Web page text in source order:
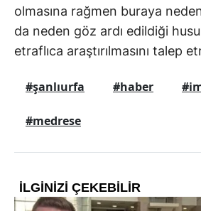
olmasına rağmen buraya neden
da neden göz ardı edildiği
etraflıca araştırılmasını talep
#şanlıurfa #haber
#medrese